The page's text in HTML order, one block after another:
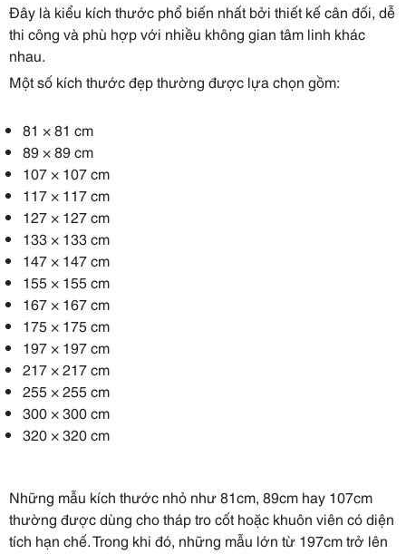
Đây là kiểu kích thước phổ biến nhất bởi thiết kế cân đối, dễ
thi công và phù hợp với nhiều không gian tâm linh khác
nhau.
Một số kích thước đẹp thường được lựa chọn gồm:
81 × 81 cm
89 × 89 cm
107 × 107 cm
117 × 117 cm
127 × 127 cm
133 × 133 cm
147 × 147 cm
155 × 155 cm
167 × 167 cm
175 × 175 cm
197 × 197 cm
217 × 217 cm
255 × 255 cm
300 × 300 cm
320 × 320 cm
Những mẫu kích thước nhỏ như 81cm, 89cm hay 107cm
thường được dùng cho tháp tro cốt hoặc khuôn viên có diện
tích hạn chế. Trong khi đó, những mẫu lớn từ 197cm trở lên